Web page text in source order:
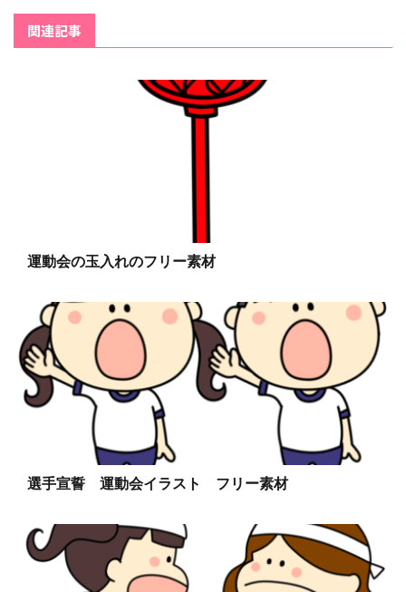
関連記事
運動会の玉入れのフリー素材
選手宣誓 運動会イラスト フリー素材